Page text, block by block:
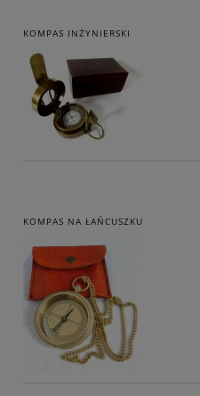
KOMPAS INŻYNIERSKI
KOMPAS NA ŁAŃCUSZKU